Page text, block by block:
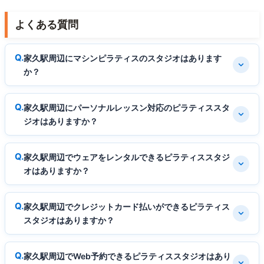
よくある質問
家久駅周辺にマシンピラティスのスタジオはあります
か？
家久駅周辺にパーソナルレッスン対応のピラティススタ
ジオはありますか？
家久駅周辺でウェアをレンタルできるピラティススタジ
オはありますか？
家久駅周辺でクレジットカード払いができるピラティス
スタジオはありますか？
家久駅周辺でWeb予約できるピラティススタジオはあり